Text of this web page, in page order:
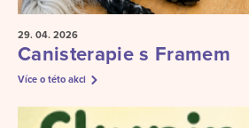
29. 04. 2026
Canisterapie s Framem
Více o této akci